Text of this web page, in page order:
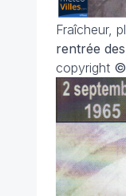
Fraîcheur,
rentrée
copyright ©